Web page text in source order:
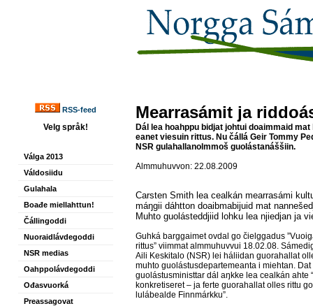
RSS-feed
Velg språk!
Válga 2013
Váldosiidu
Gulahala
Boađe miellahttun!
Čállingoddi
Nuoraidlávdegoddi
NSR medias
Oahppolávdegoddi
Ođasvuorká
Preassagovat
Mearrasámit ja
Dál lea hoahppu bidjat johtui doaimmaid
eanet viesuin rittus. Nu čállá Geir Tommy
NSR gulahallanolmmoš guolástanáššiin.
Almmuhuvvon: 22.08.2009
Carsten Smith lea cealkán mearrasámi
máŋgii dáhtton doaibmabijuid mat
Muhto guolásteddjiid lohku lea njiedjan ja
Guhká barggaimet ovdal go čielggadus
rittus” viimmat almmuhuvvui 18.02.08.
Aili Keskitalo (NSR) lei háliidan guorahallat
muhto guolástusdepartemeanta i miehtan.
guolástusministtar dál aŋkke lea cealkán ahte
konkretiseret – ja ferte guorahallat olles rittu
lulábealde Finnmárkku”.